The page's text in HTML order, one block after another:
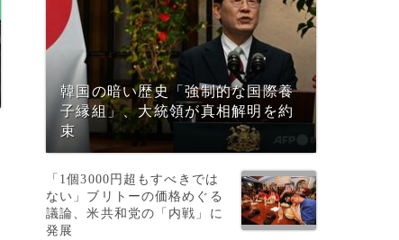
韓国の暗い歴史「強制的な国際養
子縁組」、大統領が真相解明を約
束
「1個3000円超もすべきでは
ない」ブリトーの価格めぐる
議論、米共和党の「内戦」に
発展